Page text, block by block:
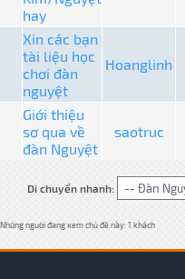
hay
Xin các bạn
tài liệu học
chơi đàn
nguyệt
Hoanglinh
Giới thiệu
sơ qua về
đàn Nguyệt
saotruc
Di chuyển nhanh:
Những người đang xem chủ đề này: 1 khách